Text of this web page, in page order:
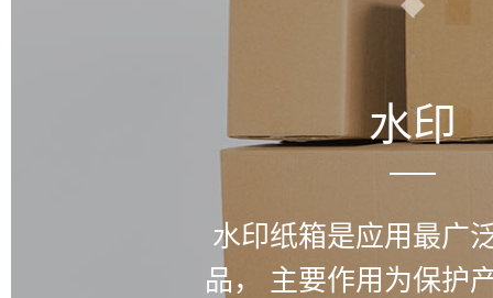
水印
水印纸箱是应用最广
品，
主要作用为保护